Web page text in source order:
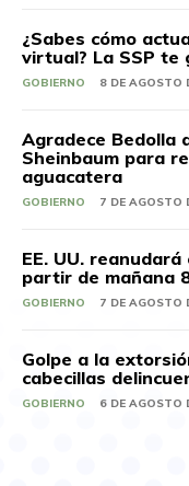
¿Sabes cómo
virtual? La SSP te
GOBIERNO 8 DE AGOSTO
Agradece Bedolla
Sheinbaum para
aguacatera
GOBIERNO 7 DE AGOSTO
EE. UU.
partir de mañana
GOBIERNO 7 DE AGOSTO
Golpe a la
cabecillas
GOBIERNO 6 DE AGOSTO